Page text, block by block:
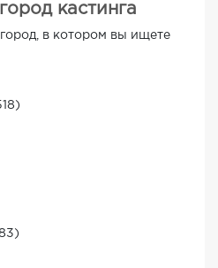
кастинга
в котором вы ищете